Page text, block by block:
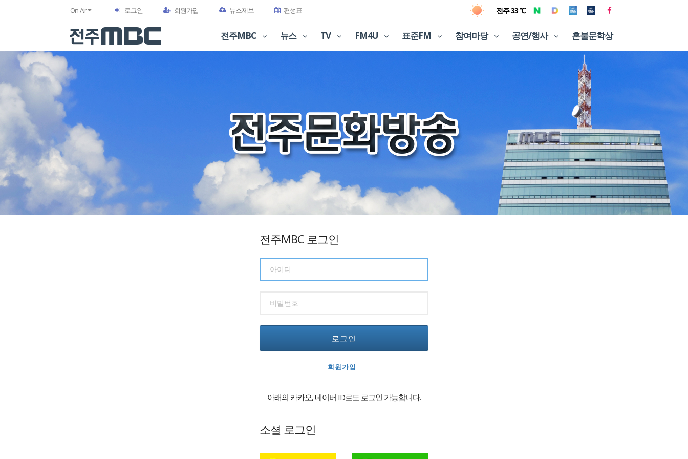
On-Air 로그인 회원가입 뉴스제보 편성표 전주 33 ℃
전주MBC 뉴스 TV FM4U 표준FM 참여마당 공연/행사 혼불문학상
전주MBC 로그인
로그인
회원가입
아래의 카카오, 네이버 ID로도 로그인 가능합니다.
소셜 로그인